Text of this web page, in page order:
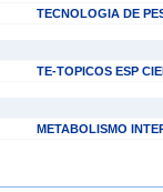
TECNOLOGIA DE
TE-TOPICOS ESP
METABOLISMO